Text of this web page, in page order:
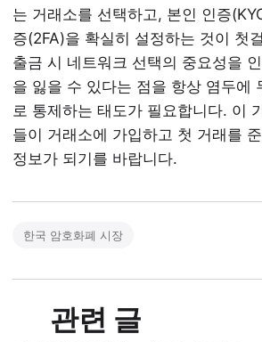
는 거래소를 선택하고, 본인 인증
증(2FA)을 확실히 설정하는 것이 첫
출금 시 네트워크 선택의 중요성을
을 잃을 수 있다는 점을 항상 염두에
로 통제하는 태도가 필요합니다. 이
들이 거래소에 가입하고 첫 거래를
정보가 되기를 바랍니다.
한국 암호화폐 시장
관련 글